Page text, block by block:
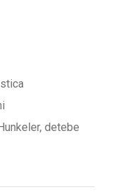
detebe